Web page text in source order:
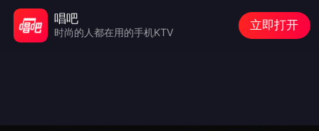
唱吧
时尚的人都在用的手机KTV
立即打开